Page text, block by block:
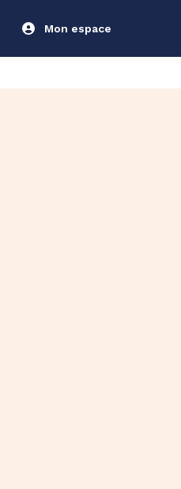
Mon espace